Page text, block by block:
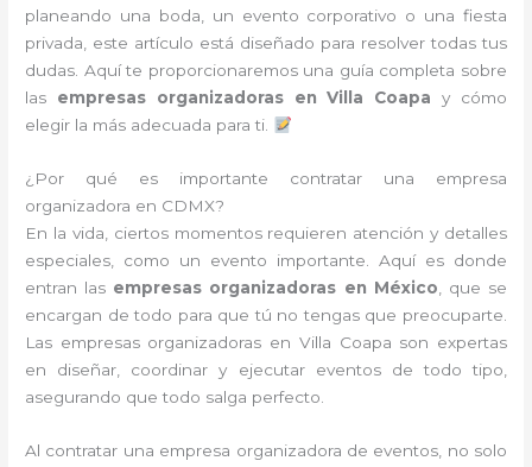
planeando una boda, un evento corporativo o una fiesta
privada, este artículo está diseñado para resolver todas tus
dudas. Aquí te proporcionaremos una guía completa sobre
las empresas organizadoras en Villa Coapa y cómo
elegir la más adecuada para ti.
¿Por qué es importante contratar una empresa
organizadora en CDMX?
En la vida, ciertos momentos requieren atención y detalles
especiales, como un evento importante. Aquí es donde
entran las empresas organizadoras en México , que se
encargan de todo para que tú no tengas que preocuparte.
Las empresas organizadoras en Villa Coapa son expertas
en diseñar, coordinar y ejecutar eventos de todo tipo,
asegurando que todo salga perfecto.
Al contratar una empresa organizadora de eventos, no solo